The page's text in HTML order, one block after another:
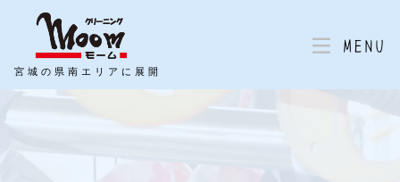
宮城の県南エリアに展開
MENU